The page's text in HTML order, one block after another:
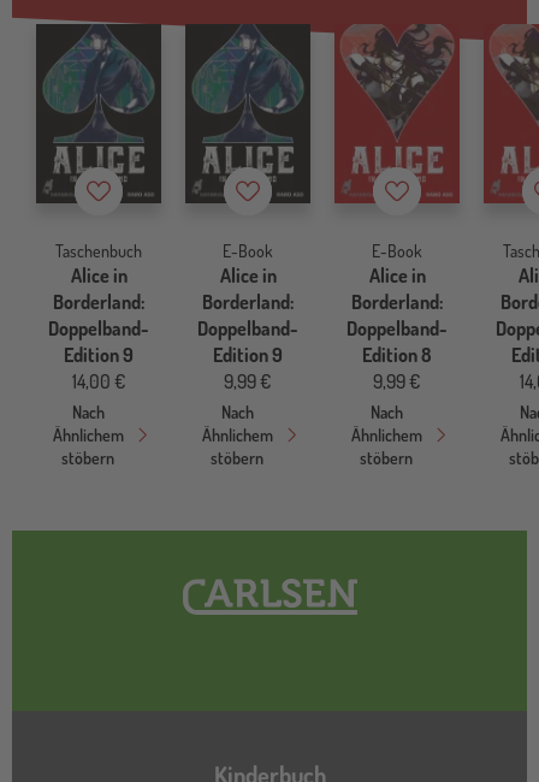
Merkzettel
Taschenbuch
Alice in
Borderland:
Doppelband-
Edition 9
14,00 €
Nach
Ähnlichem
stöbern
Merkzettel
E-Book
Alice in
Borderland:
Doppelband-
Edition 9
9,99 €
Nach
Ähnlichem
stöbern
Merkzettel
E-Book
Alice in
Borderland:
Doppelband-
Edition 8
9,99 €
Nach
Ähnlichem
stöbern
Hauptnavigation
Kinderbuch